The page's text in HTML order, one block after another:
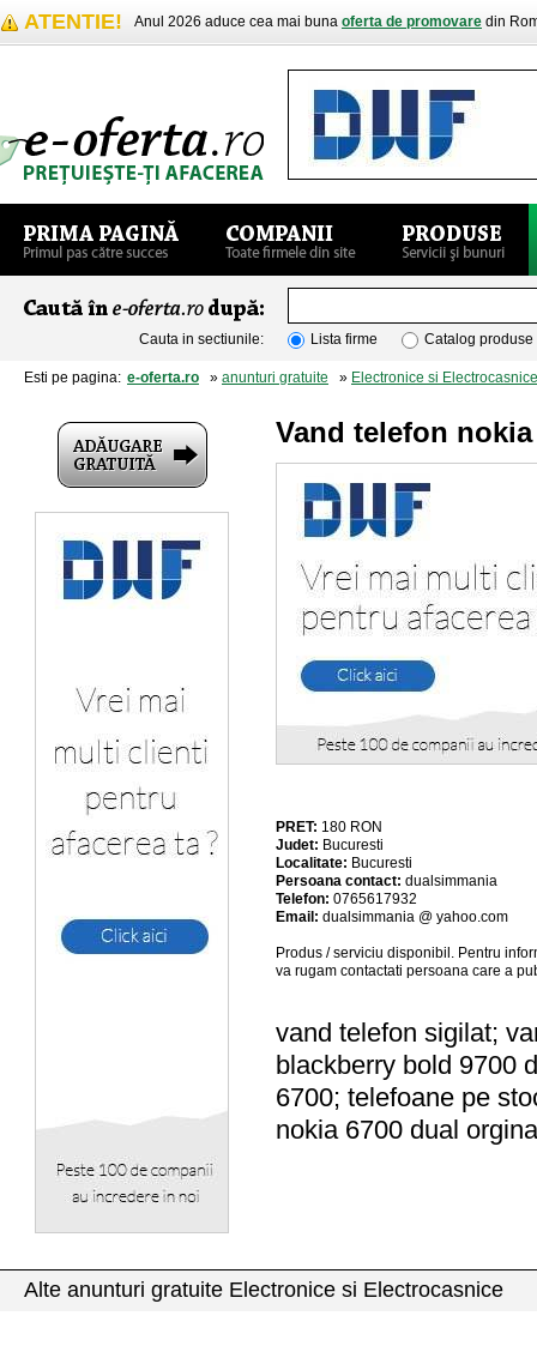
ATENTIE! Anul 2026 aduce cea mai buna oferta de promovare din
Cauta in sectiunile: Lista firme Catalog produse
Esti pe pagina: e-oferta.ro » anunturi gratuite » Electronice si Electrocasnice
Vand telefon
PRET: 180 RON
Judet: Bucuresti
Localitate: Bucuresti
Persoana contact: dualsimmania
Telefon: 0765617932
Email: dualsimmania @ yahoo.com
Produs / serviciu disponibil . Pentru
va rugam contactati persoana care a
vand telefon sigilat;
blackberry bold 9700
6700; telefoane pe
nokia 6700 dual
Alte anunturi gratuite Electronice si Electrocasnice